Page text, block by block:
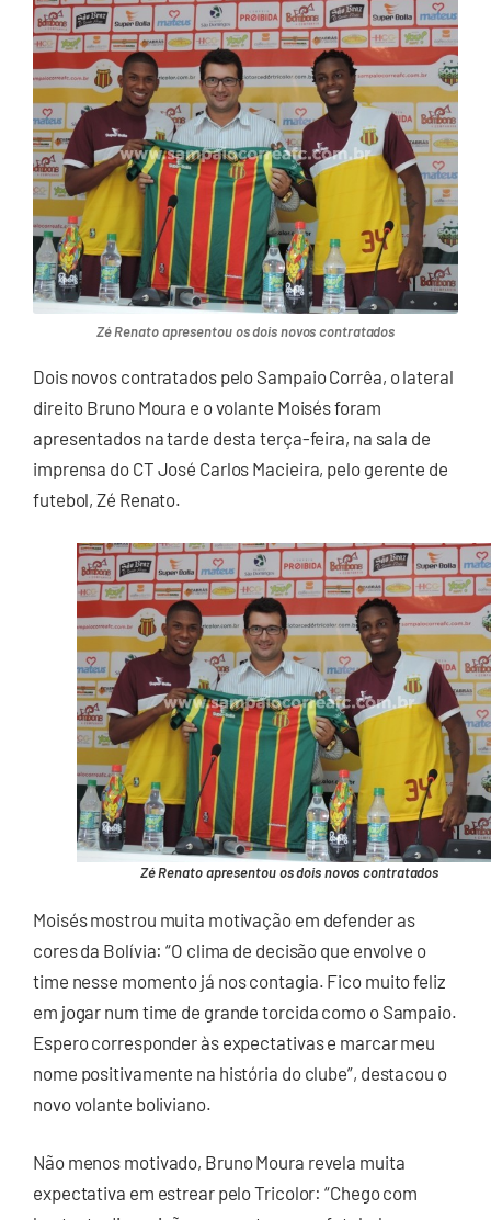
Zé Renato apresentou os dois novos contratados
Dois novos contratados pelo Sampaio Corrêa, o lateral
direito Bruno Moura e o volante Moisés foram
apresentados na tarde desta terça-feira, na sala de
imprensa do CT José Carlos Macieira, pelo gerente de
futebol, Zé Renato.
Zé Renato apresentou os dois novos contratados
Moisés mostrou muita motivação em defender as
cores da Bolívia: “O clima de decisão que envolve o
time nesse momento já nos contagia. Fico muito feliz
em jogar num time de grande torcida como o Sampaio.
Espero corresponder às expectativas e marcar meu
nome positivamente na história do clube”, destacou o
novo volante boliviano.
Não menos motivado, Bruno Moura revela muita
expectativa em estrear pelo Tricolor: “Chego com